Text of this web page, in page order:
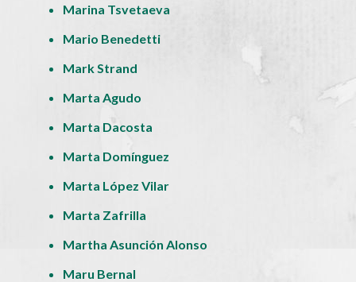
Marina Tsvetaeva
Mario Benedetti
Mark Strand
Marta Agudo
Marta Dacosta
Marta Domínguez
Marta López Vilar
Marta Zafrilla
Martha Asunción Alonso
Maru Bernal